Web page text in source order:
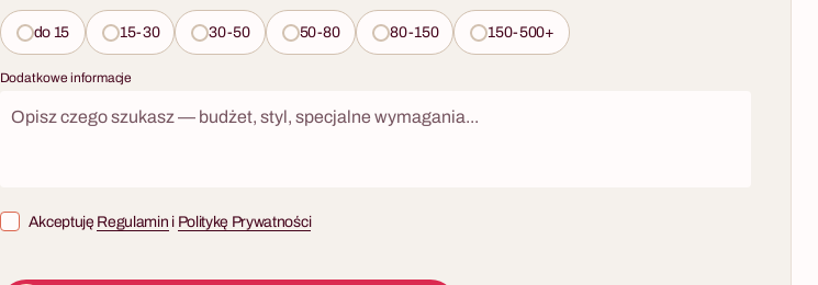
do 15 15-30 30-50 50-80 80-150 150-500+
Dodatkowe informacje
Akceptuję Regulamin i Politykę Prywatności